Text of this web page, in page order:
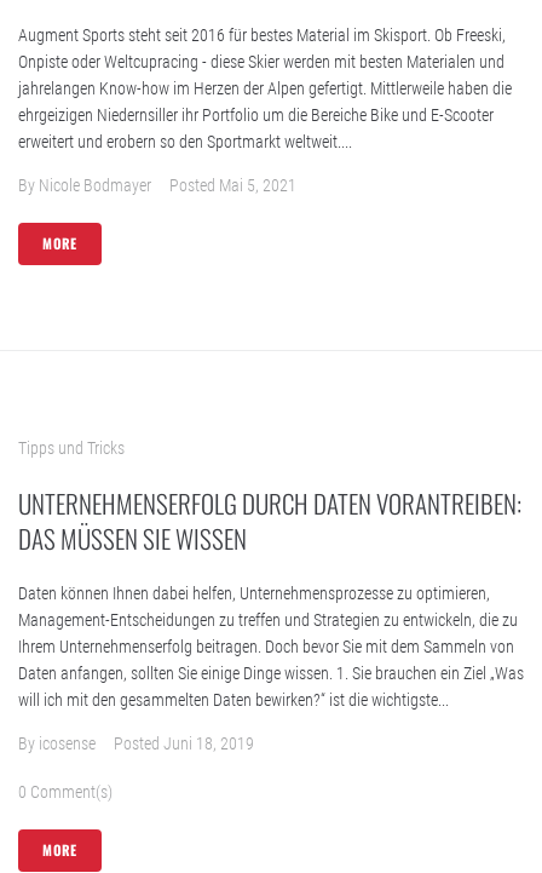
Augment Sports steht seit 2016 für bestes Material im Skisport. Ob Freeski,
Onpiste oder Weltcupracing - diese Skier werden mit besten Materialen und
jahrelangen Know-how im Herzen der Alpen gefertigt. Mittlerweile haben die
ehrgeizigen Niedernsiller ihr Portfolio um die Bereiche Bike und E-Scooter
erweitert und erobern so den Sportmarkt weltweit....
By Nicole Bodmayer Posted Mai 5, 2021
MORE
Tipps und Tricks
UNTERNEHMENSERFOLG DURCH DATEN VORANTREIBEN:
DAS MÜSSEN SIE WISSEN
Daten können Ihnen dabei helfen, Unternehmensprozesse zu optimieren,
Management-Entscheidungen zu treffen und Strategien zu entwickeln, die zu
Ihrem Unternehmenserfolg beitragen. Doch bevor Sie mit dem Sammeln von
Daten anfangen, sollten Sie einige Dinge wissen. 1. Sie brauchen ein Ziel „Was
will ich mit den gesammelten Daten bewirken?“ ist die wichtigste...
By icosense Posted Juni 18, 2019
0 Comment(s)
MORE